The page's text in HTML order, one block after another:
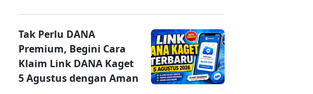
Tak Perlu DANA
Premium, Begini Cara
Klaim Link DANA Kaget
5 Agustus dengan Aman